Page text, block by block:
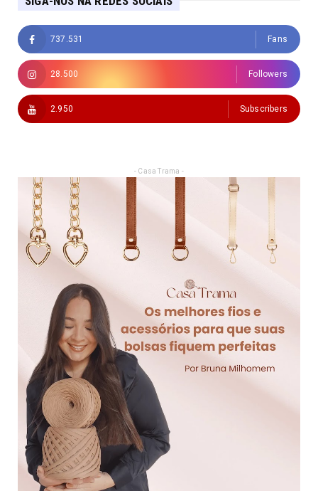
737.531 Fans
28.500 Followers
2.950 Subscribers
- Casa Trama -